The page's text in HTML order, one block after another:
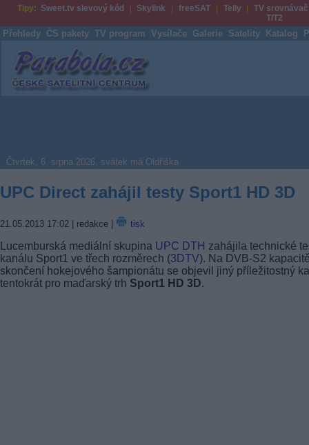
Tipy: Sweet.tv slevový kód Skylink freeSAT Telly
TV srovnávač
T/T2
Přehledy ČS pakety TV program Vysílače Galerie Satelity Katalog
Parabola.cz
Čtvrtek, 6. srpna 2026, svátek má Oldřiška
UPC Direct zahájil testy Sport1 HD 3D
21.05.2013 17:02 | redakce | tisk
Lucemburská mediální skupina UPC DTH zahájila technické
kanálu Sport1 ve třech rozměrech (3DTV). Na DVB-S2
skončení hokejového šampionátu se objevil jiný příležitostný
tentokrát pro maďarský trh Sport1 HD 3D.